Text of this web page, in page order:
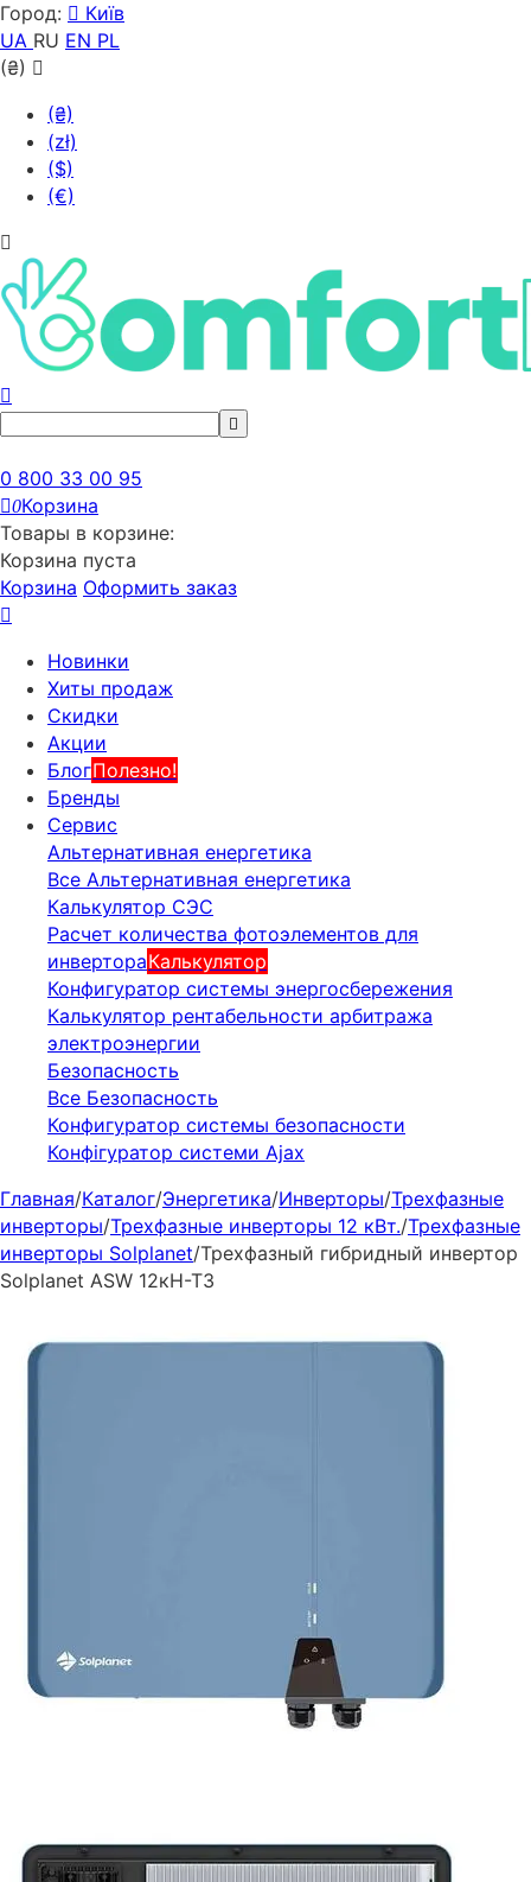
Город:
Київ
UA RU EN PL
(₴)
(₴)
(zł)
($)
(€)
0 800 33 00 95
0Корзина
Товары в корзине:
Корзина пуста
Корзина Оформить заказ
Новинки
Хиты продаж
Скидки
Акции
БлогПолезно!
Бренды
Сервис
Альтернативная енергетика
Все Альтернативная енергетика
Калькулятор СЭС
Расчет количества фотоэлементов для
инвертораКалькулятор
Конфигуратор системы энергосбережения
Калькулятор рентабельности арбитража
электроэнергии
Безопасность
Все Безопасность
Конфигуратор системы безопасности
Конфігуратор системи Ajax
Главная/Каталог/Энергетика/Инверторы/Трехфазные
инверторы/Трехфазные инверторы 12 кВт./Трехфазные
инверторы Solplanet/Трехфазный гибридный инвертор
Solplanet ASW 12кН-Т3